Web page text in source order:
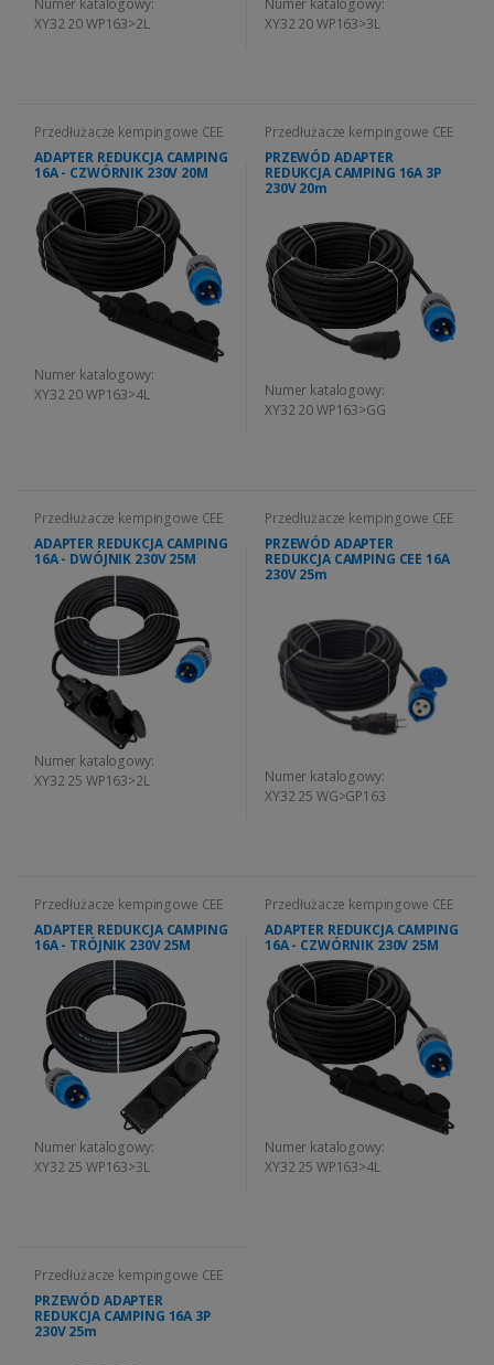
Numer katalogowy:
XY32 20 WP163>2L
Numer katalogowy:
XY32 20 WP163>3L
Przedłużacze kempingowe CEE
ADAPTER REDUKCJA CAMPING
16A - CZWÓRNIK 230V 20M
Numer katalogowy:
XY32 20 WP163>4L
Przedłużacze kempingowe CEE
PRZEWÓD ADAPTER
REDUKCJA CAMPING 16A 3P
230V 20m
Numer katalogowy:
XY32 20 WP163>GG
Przedłużacze kempingowe CEE
ADAPTER REDUKCJA CAMPING
16A - DWÓJNIK 230V 25M
Numer katalogowy:
XY32 25 WP163>2L
Przedłużacze kempingowe CEE
PRZEWÓD ADAPTER
REDUKCJA CAMPING CEE 16A
230V 25m
Numer katalogowy:
XY32 25 WG>GP163
Przedłużacze kempingowe CEE
ADAPTER REDUKCJA CAMPING
16A - TRÓJNIK 230V 25M
Numer katalogowy:
XY32 25 WP163>3L
Przedłużacze kempingowe CEE
ADAPTER REDUKCJA CAMPING
16A - CZWÓRNIK 230V 25M
Numer katalogowy:
XY32 25 WP163>4L
Przedłużacze kempingowe CEE
PRZEWÓD ADAPTER
REDUKCJA CAMPING 16A 3P
230V 25m